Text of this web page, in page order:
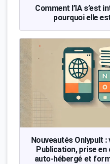
Comment l’IA s’est
pourquoi elle
Nouveautés Onlypult :
Publication, prise
auto-hébergé et